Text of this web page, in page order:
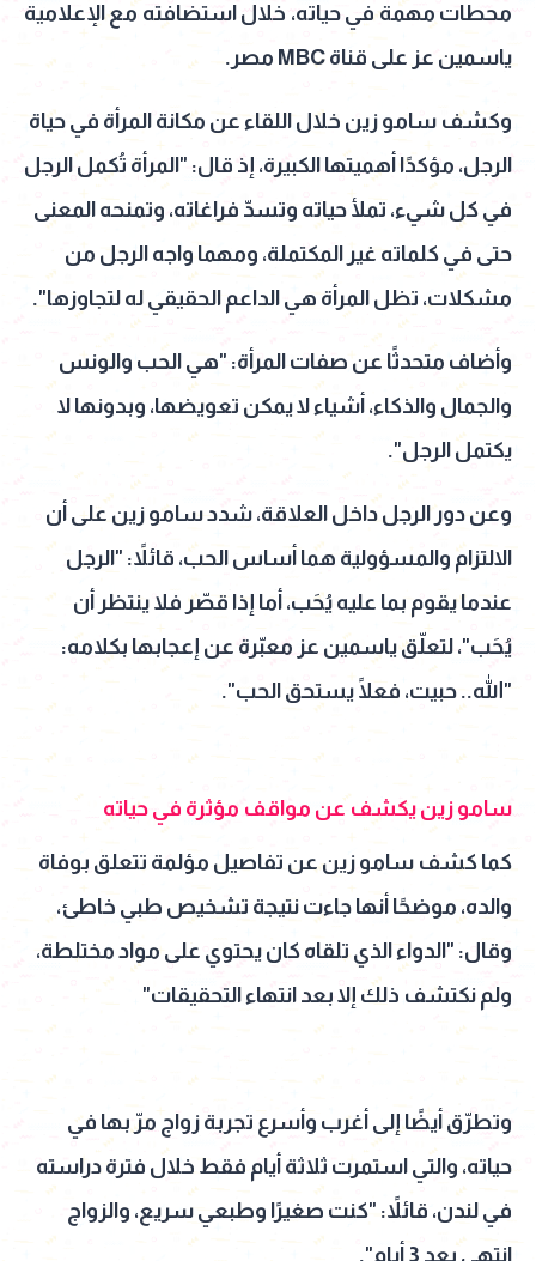
محطات مهمة في حياته، خلال استضافته مع الإعلامية
ياسمين عز على قناة MBC مصر.
وكشف سامو زين خلال اللقاء عن مكانة المرأة في حياة
الرجل، مؤكدًا أهميتها الكبيرة، إذ قال: "المرأة تُكمل الرجل
في كل شيء، تملأ حياته وتسدّ فراغاته، وتمنحه المعنى
حتى في كلماته غير المكتملة، ومهما واجه الرجل من
مشكلات، تظل المرأة هي الداعم الحقيقي له لتجاوزها".
وأضاف متحدثًا عن صفات المرأة: "هي الحب والونس
والجمال والذكاء، أشياء لا يمكن تعويضها، وبدونها لا
يكتمل الرجل".
وعن دور الرجل داخل العلاقة، شدد سامو زين على أن
الالتزام والمسؤولية هما أساس الحب، قائلاً: "الرجل
عندما يقوم بما عليه يُحَب، أما إذا قصّر فلا ينتظر أن
يُحَب"، لتعلّق ياسمين عز معبّرة عن إعجابها بكلامه:
"الله.. حبيت، فعلًا يستحق الحب".
سامو زين يكشف عن مواقف مؤثرة في حياته
كما كشف سامو زين عن تفاصيل مؤلمة تتعلق بوفاة
والده، موضحًا أنها جاءت نتيجة تشخيص طبي خاطئ،
وقال: "الدواء الذي تلقاه كان يحتوي على مواد مختلطة،
ولم نكتشف ذلك إلا بعد انتهاء التحقيقات"
وتطرّق أيضًا إلى أغرب وأسرع تجربة زواج مرّ بها في
حياته، والتي استمرت ثلاثة أيام فقط خلال فترة دراسته
في لندن، قائلاً: "كنت صغيرًا وطبعي سريع، والزواج
انتهى بعد 3 أيام".